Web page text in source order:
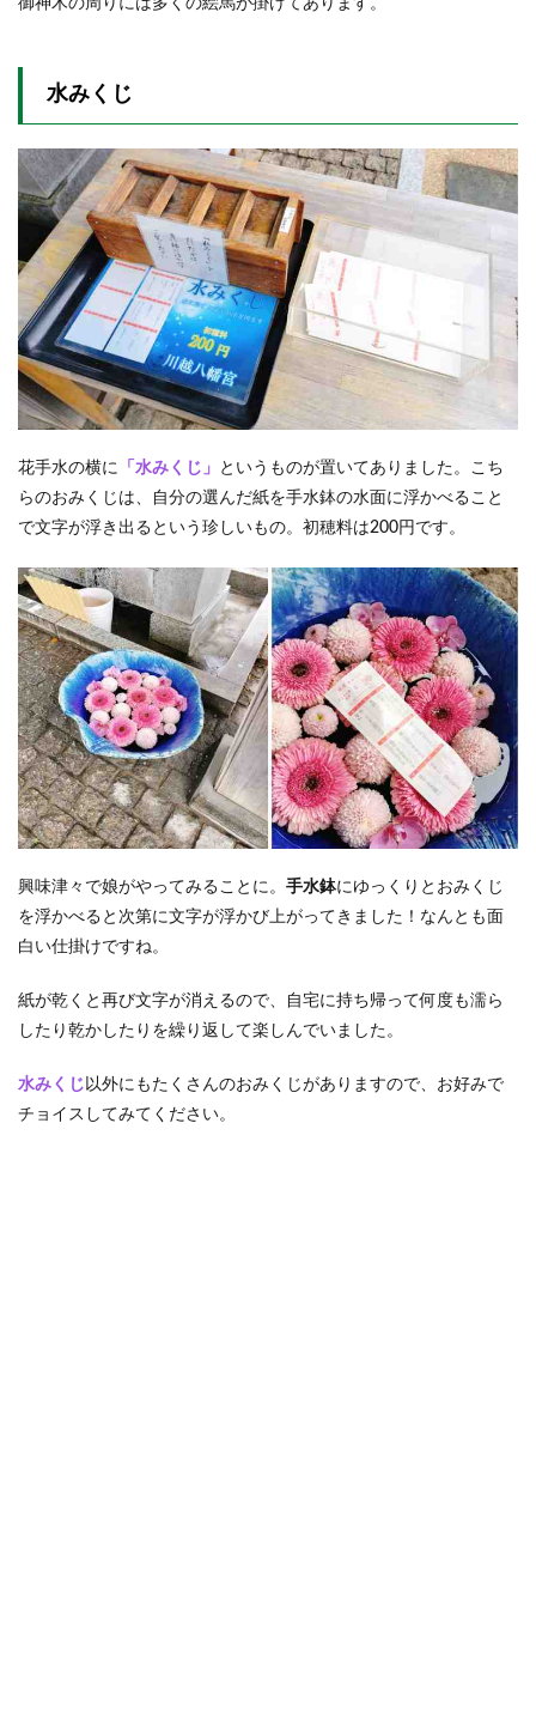
御神木の周りには多くの絵馬が掛けてあります。
水みくじ
花手水の横に 「水みくじ」
というものが置いてありました。こち
らのおみくじは、自分の選んだ紙を手水鉢の水面に浮かべること
で文字が浮き出るという珍しいもの。初穂料は200円です。
興味津々で娘がやってみることに。 手水鉢にゆっくりとおみくじ
を浮かべると次第に文字が浮かび上がってきました！なんとも面
白い仕掛けですね。
紙が乾くと再び文字が消えるので、自宅に持ち帰って何度も濡ら
したり乾かしたりを繰り返して楽しんでいました。
水みくじ 以外にもたくさんのおみくじがありますので、お好みで
チョイスしてみてください。